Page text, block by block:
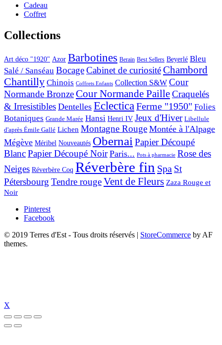
Cadeau
Coffret
Collections
Art déco "1920" Azor Barbotines Berain Best Sellers Beyerlé Bleu
Salé / Sanséau BocageCabinet de curiositéChambord
Chantilly Chinois Coffrets Enfants Collection S&W Cour
Normande BronzeCour Normande PailleCraquelés
& Irresistibles Dentelles EclecticaFerme "1950" Folies
Botaniques Grande Marée Hansi Henri IV Jeux d'Hiver Libellule
d'après Émile Gallé Lichen Montagne Rouge Montée à l'Alpage
Mégève Méribel Nouveautés ObernaiPapier Découpé
BlancPapier Découpé Noir Paris... Pots à pharmacie Rose des
Neiges Réverbère Coq Réverbère fin Spa St
Pétersbourg Tendre rougeVent de Fleurs Zaza Rouge et
Noir
Pinterest
Facebook
© 2019 Terres d'Est - Tous droits réservés
StoreCommerce by AF
themes.
X